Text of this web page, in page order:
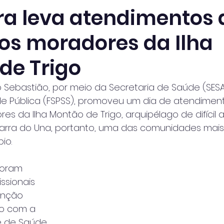
leva atendimentos
moradores da Ilha
Trigo
por meio da Secretaria de Saúde
Pública (FSPSS), promoveu um dia de
da Ilha Montão de Trigo, arquipélago de difícil
do Una, portanto, uma das comunidades mais
com a